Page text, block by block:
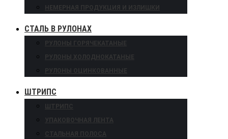
НЕМЕРНАЯ ПРОДУКЦИЯ И ИЗЛИШКИ
СТАЛЬ В РУЛОНАХ
РУЛОНЫ ГОРЯЧЕКАТАНЫЕ
РУЛОНЫ ХОЛОДНОКАТАНЫЕ
РУЛОНЫ ОЦИНКОВАННЫЕ
ШТРИПС
ШТРИПС
УПАКОВОЧНАЯ ЛЕНТА
СТАЛЬНАЯ ПОЛОСА